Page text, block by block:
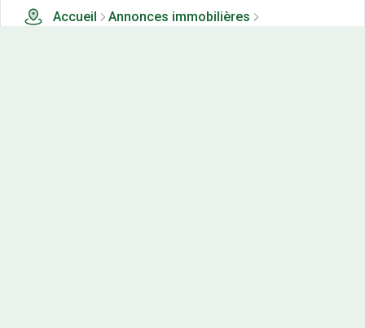
Accueil
Annonces immobilières